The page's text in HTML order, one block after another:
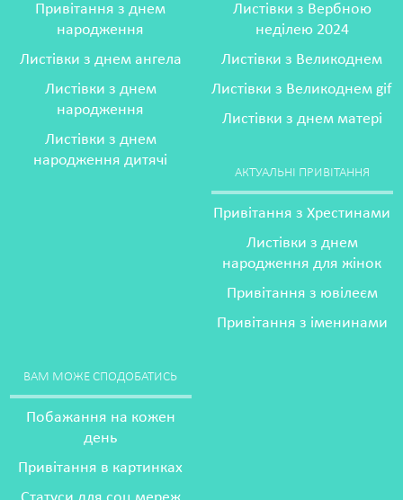
Привітання з днем
народження
Листівки з днем ангела
Листівки з днем
народження
Листівки з днем
народження дитячі
Листівки з Вербною
неділею 2024
Листівки з Великоднем
Листівки з Великоднем gif
Листівки з днем матері
АКТУАЛЬНІ ПРИВІТАННЯ
Привітання з Хрестинами
Листівки з днем
народження для жінок
Привітання з ювілеєм
Привітання з іменинами
ВАМ МОЖЕ СПОДОБАТИСЬ
Побажання на кожен
день
Привітання в картинках